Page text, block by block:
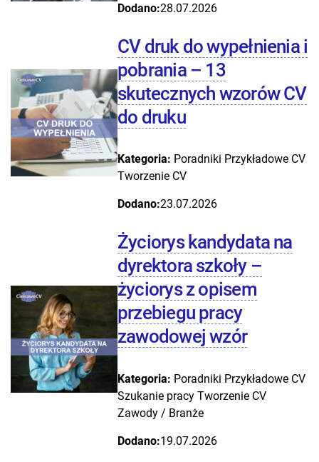
Dodano:28.07.2026
CV druk do wypełnienia i
pobrania – 13
skutecznych wzorów CV
do druku
Kategoria: Poradniki Przykładowe CV
Tworzenie CV
Dodano:23.07.2026
Życiorys kandydata na
dyrektora szkoły –
życiorys z opisem
przebiegu pracy
zawodowej wzór
Kategoria: Poradniki Przykładowe CV
Szukanie pracy Tworzenie CV
Zawody / Branże
Dodano:19.07.2026